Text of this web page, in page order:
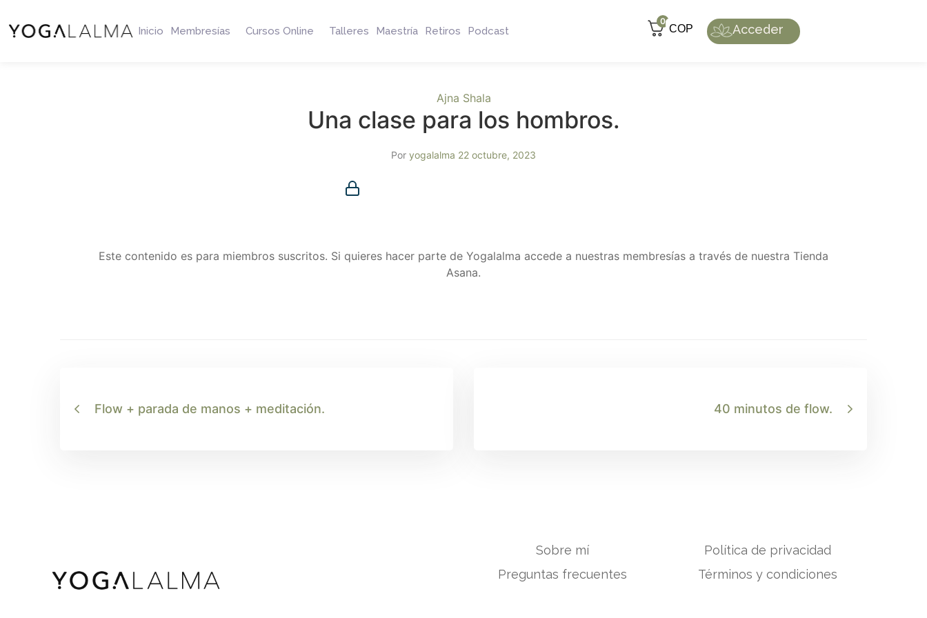
Inicio Membresías Cursos Online Talleres Maestría Retiros Podcast
0
COP Acceder
Ajna Shala
Una clase para los hombros.
Por yogalalma 22 octubre, 2023
Flow + parada de manos + meditación. 40 minutos de flow.
Sobre mí
Preguntas frecuentes
Política de privacidad
Términos y condiciones